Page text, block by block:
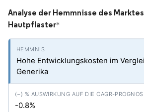
Analyse der Hemmnisse des
Hautpflaster*
Hohe Entwicklungskosten im
Generika
-0.8%